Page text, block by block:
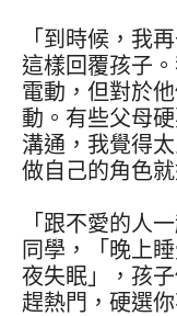
「到時候，我
這樣回覆孩子
電動，但對於
動。有些父母
溝通，我覺得
做自己的角色就
「跟不愛的人
同學，「晚上
夜失眠」，孩
趕熱門，硬選